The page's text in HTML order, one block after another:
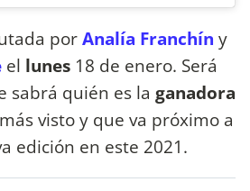
porAnalía Franchín y
el lunes 18 de enero. Será
sabrá quién es la ganadora
más visto y que va próximo a
edición en este 2021.